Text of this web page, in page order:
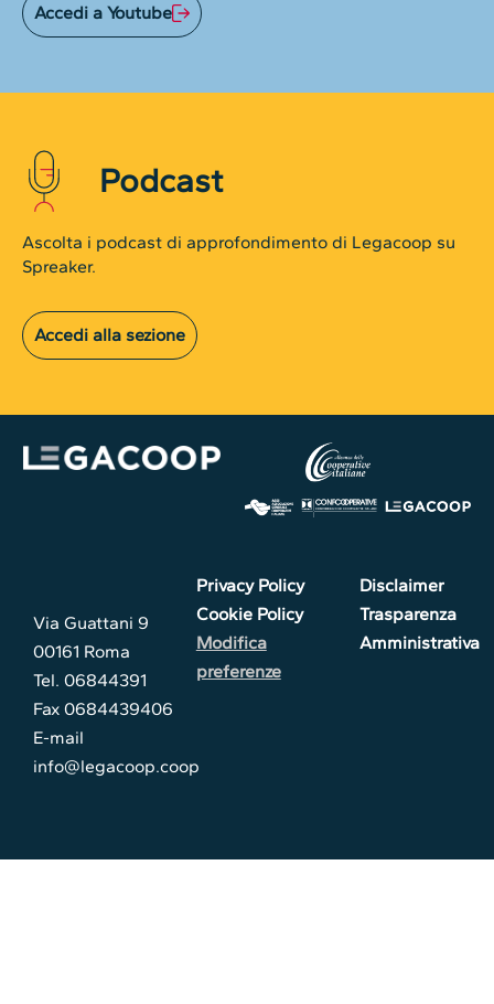
Accedi a Youtube
Podcast
Ascolta i podcast di approfondimento di Legacoop su
Spreaker.
Accedi alla sezione
Via Guattani 9
00161 Roma
Tel. 06844391
Fax 0684439406
E-mail
info@legacoop.coop
Privacy Policy
Cookie Policy
Modifica
preferenze
Disclaimer
Trasparenza
Amministrativa